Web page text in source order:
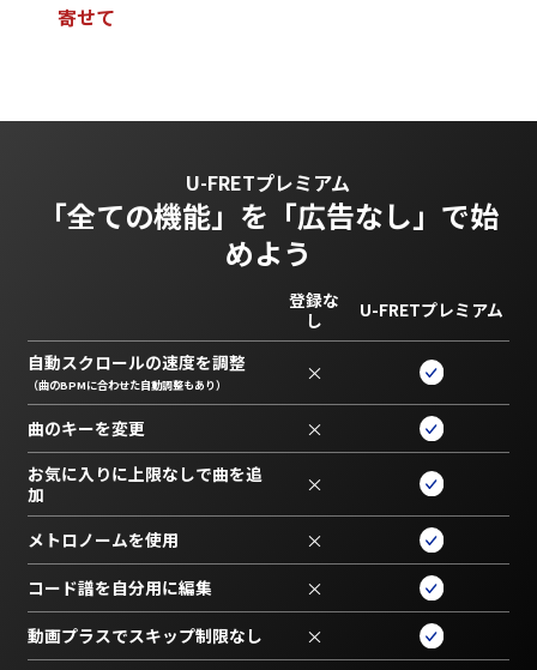
寄せて
U-FRETプレミアム
「全ての機能」を 「広告なし」で始
めよう
登録な
し
U-FRETプレミアム
自動スクロールの速度を調整
（曲のBPMに合わせた自動調整もあり） ×
曲のキーを変更 ×
お気に入りに上限なしで曲を追
加
×
メトロノームを使用 ×
コード譜を自分用に編集 ×
動画プラスでスキップ制限なし ×